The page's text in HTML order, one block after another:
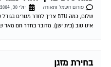
אינו טוב (בית ישן). מדובר בחדר חם מאד
בחירת מזגן
פורום חשמל ותאורה